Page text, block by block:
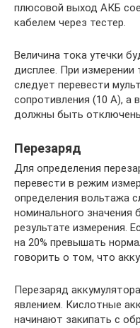
плюсовой выход АКБ
кабелем через тестер.
Величина тока утечки
дисплее. При измерении
следует перевести
сопротивления (10 А), а
должны быть
Перезаряд
Для определения
перевести в режим
определения вольтажа
номинального значения
результате измерения.
на 20% превышать
говорить о том, что
Перезаряд
явлением. Кислотные
начинают закипать с